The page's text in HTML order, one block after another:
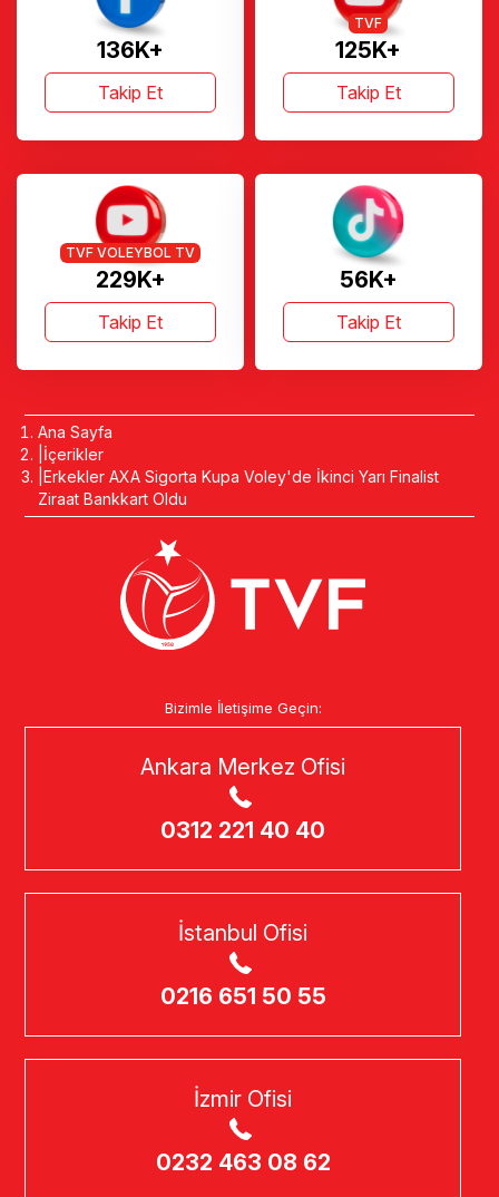
136K+
Takip Et
125K+
TVF
Takip Et
229K+
TVF VOLEYBOL TV
Takip Et
56K+
Takip Et
Ana Sayfa
İçerikler
Erkekler AXA Sigorta Kupa Voley'de İkinci Yarı Finalist
Ziraat Bankkart Oldu
Bizimle İletişime Geçin:
Ankara Merkez Ofisi
0312 221 40 40
İstanbul Ofisi
0216 651 50 55
İzmir Ofisi
0232 463 08 62